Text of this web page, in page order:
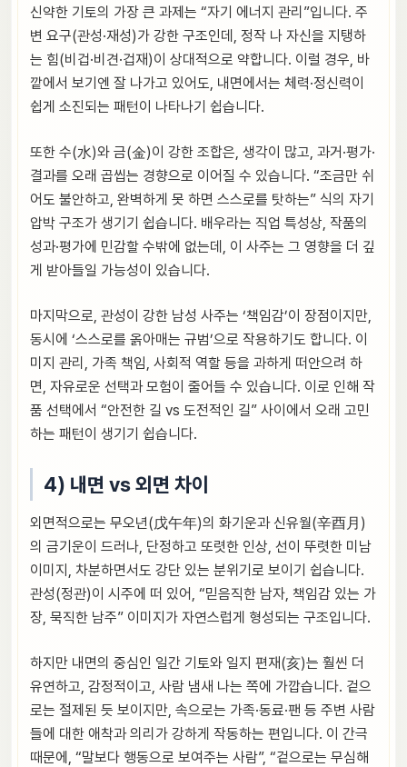
신약한 기토의 가장 큰 과제는 “자기 에너지 관리”입니다. 주
변 요구(관성·재성)가 강한 구조인데, 정작 나 자신을 지탱하
는 힘(비겁·비견·겁재)이 상대적으로 약합니다. 이럴 경우, 바
깥에서 보기엔 잘 나가고 있어도, 내면에서는 체력·정신력이
쉽게 소진되는 패턴이 나타나기 쉽습니다.
또한 수(水)와 금(金)이 강한 조합은, 생각이 많고, 과거·평가·
결과를 오래 곱씹는 경향으로 이어질 수 있습니다. “조금만 쉬
어도 불안하고, 완벽하게 못 하면 스스로를 탓하는” 식의 자기
압박 구조가 생기기 쉽습니다. 배우라는 직업 특성상, 작품의
성과·평가에 민감할 수밖에 없는데, 이 사주는 그 영향을 더 깊
게 받아들일 가능성이 있습니다.
마지막으로, 관성이 강한 남성 사주는 ‘책임감’이 장점이지만,
동시에 ‘스스로를 옭아매는 규범’으로 작용하기도 합니다. 이
미지 관리, 가족 책임, 사회적 역할 등을 과하게 떠안으려 하
면, 자유로운 선택과 모험이 줄어들 수 있습니다. 이로 인해 작
품 선택에서 “안전한 길 vs 도전적인 길” 사이에서 오래 고민
하는 패턴이 생기기 쉽습니다.
4) 내면 vs 외면 차이
외면적으로는 무오년(戊午年)의 화기운과 신유월(辛酉月)
의 금기운이 드러나, 단정하고 또렷한 인상, 선이 뚜렷한 미남
이미지, 차분하면서도 강단 있는 분위기로 보이기 쉽습니다.
관성(정관)이 시주에 떠 있어, “믿음직한 남자, 책임감 있는 가
장, 묵직한 남주” 이미지가 자연스럽게 형성되는 구조입니다.
하지만 내면의 중심인 일간 기토와 일지 편재(亥)는 훨씬 더
유연하고, 감정적이고, 사람 냄새 나는 쪽에 가깝습니다. 겉으
로는 절제된 듯 보이지만, 속으로는 가족·동료·팬 등 주변 사람
들에 대한 애착과 의리가 강하게 작동하는 편입니다. 이 간극
때문에, “말보다 행동으로 보여주는 사람”, “겉으로는 무심해